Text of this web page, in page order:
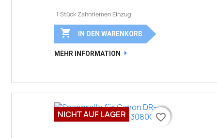
1 Stück Zahnriemen Einzug
 IN DEN WARENKORB
MEHR INFORMATION
favorite_border
NICHT AUF LAGER favorite_border